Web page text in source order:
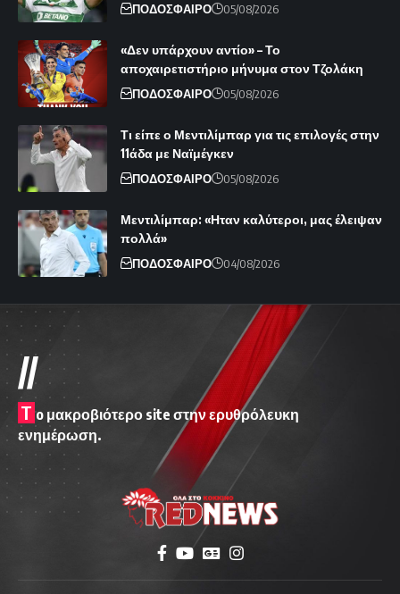
ΠΟΔΟΣΦΑΙΡΟ 05/08/2026
«Δεν υπάρχουν αντίο» – Το
αποχαιρετιστήριο μήνυμα στον Τζολάκη
ΠΟΔΟΣΦΑΙΡΟ 05/08/2026
Τι είπε ο Μεντιλίμπαρ για τις επιλογές στην
11άδα με Ναϊμέγκεν
ΠΟΔΟΣΦΑΙΡΟ 05/08/2026
Μεντιλίμπαρ: «Ηταν καλύτεροι, μας έλειψαν
πολλά»
ΠΟΔΟΣΦΑΙΡΟ 04/08/2026
//
T o μακροβιότερο site στην ερυθρόλευκη
ενημέρωση.